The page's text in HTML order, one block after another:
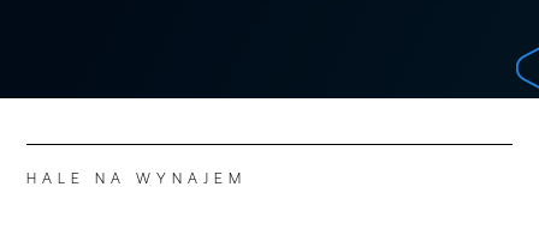
HALE NA WYNAJEM